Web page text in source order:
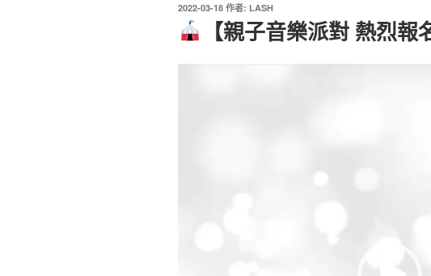
發
於
2022-03-18 作者: LASH
【親子音樂派對 熱烈報